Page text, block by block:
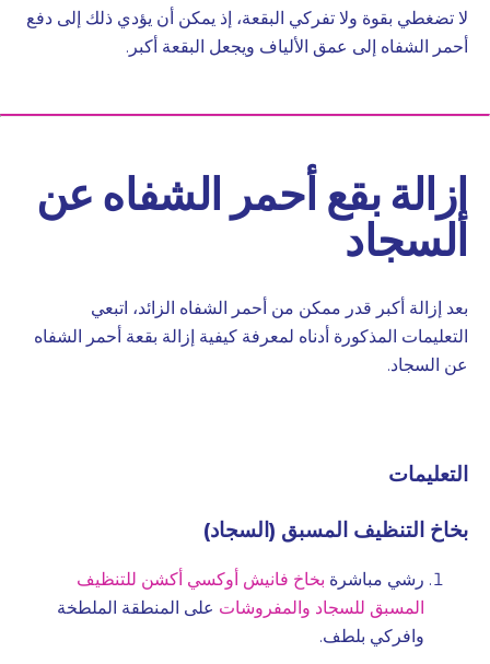
لا تضغطي بقوة ولا تفركي البقعة، إذ يمكن أن يؤدي ذلك إلى دفع
أحمر الشفاه إلى عمق الألياف ويجعل البقعة أكبر.
إزالة بقع أحمر الشفاه عن
السجاد
بعد إزالة أكبر قدر ممكن من أحمر الشفاه الزائد، اتبعي
التعليمات المذكورة أدناه لمعرفة كيفية إزالة بقعة أحمر الشفاه
عن السجاد.
التعليمات
بخاخ التنظيف المسبق (السجاد)
رشي مباشرة بخاخ فانيش أوكسي أكشن للتنظيف
المسبق للسجاد والمفروشات على المنطقة الملطخة
وافركي بلطف.